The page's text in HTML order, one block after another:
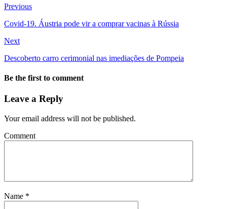
Previous
Covid-19. Áustria pode vir a comprar vacinas à Rússia
Next
Descoberto carro cerimonial nas imediações de Pompeia
Be the first to comment
Leave a Reply
Your email address will not be published.
Comment
Name *